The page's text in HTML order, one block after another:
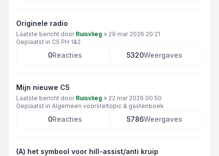
Originele radio
Laatste bericht door Ruisvlieg » 29 mar 2026 20:21
Geplaatst in C5 PH 1&2
0Reacties 5320Weergaves
Mijn nieuwe C5
Laatste bericht door Ruisvlieg » 22 mar 2026 00:50
Geplaatst in Algemeen voorsteltopic & gastenboek
0Reacties 5786Weergaves
(A) het symbool voor hill-assist/anti kruip